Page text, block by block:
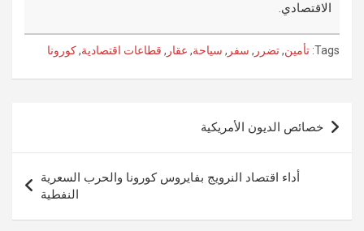
الاقتصادي.
Tags: تأمين,تضرر , سفر , سياحة, عقار , قطاعات اقتصادية,كورونا
تصفّح
المقالات
خصائص الديون الأمريكية
أداء اقتصاد النرويج بفايروس كورونا والحرب السعرية
النفطية